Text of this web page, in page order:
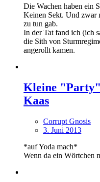
Die Wachen haben ein
Keinen Sekt. Und zwar
zu tun gab.
In der Tat fand ich (ich
die Sith von
angerollt kamen.
Kleine "Party"
Kaas
Corrupt Gnosis
3. Juni 2013
*auf Yoda mach*
Wenn da ein Wörtchen